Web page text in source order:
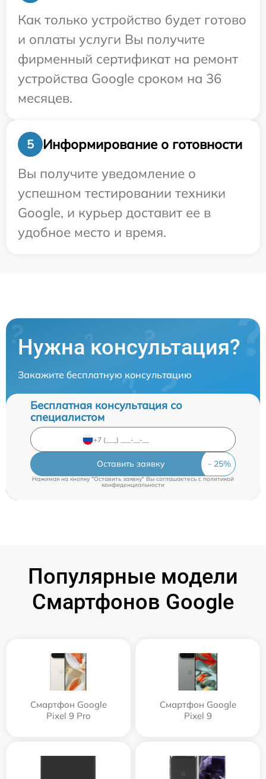
Как только устройство будет готово
и оплаты услуги Вы получите
фирменный сертификат на ремонт
устройства Google сроком на 36
месяцев.
5
Информирование о готовности
Вы получите уведомление о
успешном тестировании техники
Google, и курьер доставит ее в
удобное место и время.
Нужна консультация?
Закажите бесплатную консультацию
Бесплатная консультация со
специалистом
Оставить заявку
Нажимая на кнопку "Оставить заявку" Вы соглашаетесь c политикой
конфиденциальности
Популярные модели
Смартфонов Google
Смартфон Google
Pixel 9 Pro
Смартфон Google
Pixel 9